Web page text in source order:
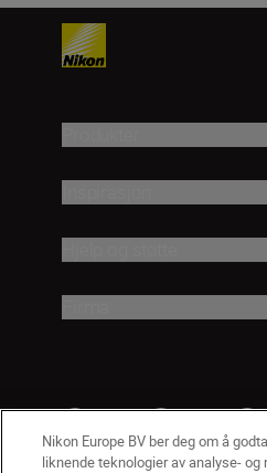
Nikon Europe BV ber deg om å
liknende teknologier av analyse-